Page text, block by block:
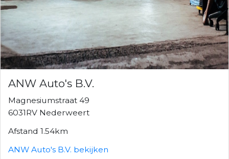
ANW Auto's B.V.
Magnesiumstraat 49
6031RV Nederweert
Afstand 1.54km
ANW Auto's B.V. bekijken